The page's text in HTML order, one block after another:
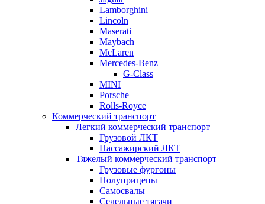
Lamborghini
Lincoln
Maserati
Maybach
McLaren
Mercedes-Benz
G-Class
MINI
Porsche
Rolls-Royce
Коммерческий транспорт
Легкий коммерческий транспорт
Грузовой ЛКТ
Пассажирский ЛКТ
Тяжелый коммерческий транспорт
Грузовые фургоны
Полуприцепы
Самосвалы
Седельные тягачи